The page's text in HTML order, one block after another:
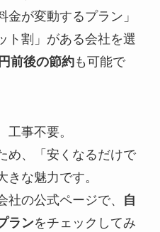
が変動するプラン」
ト割」がある会社を選
前後の節約も可能で
工事不要。
め、「安くなるだけで
な魅力です。
社の公式ページで、
自
ランをチェックしてみ